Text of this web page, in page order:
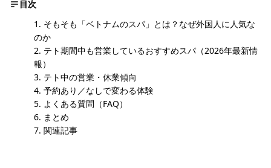
目次
そもそも「ベトナムのスパ」とは？なぜ外国人に人気な
のか
テト期間中も営業しているおすすめスパ（2026年最新情
報）
テト中の営業・休業傾向
予約あり／なしで変わる体験
よくある質問（FAQ）
まとめ
関連記事